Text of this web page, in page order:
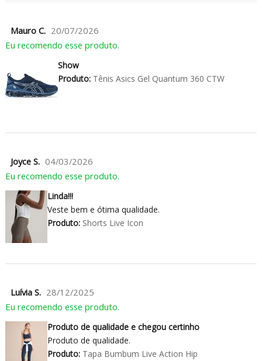
Mauro C. 20/07/2026
Eu recomendo esse produto.
Show
Produto:Tênis Asics Gel Quantum 360 CTW
Joyce S. 04/03/2026
Eu recomendo esse produto.
Linda!!!
Veste bem e ótima qualidade.
Produto:Shorts Live Icon
Luívia S. 28/12/2025
Eu recomendo esse produto.
Produto de qualidade e chegou certinho
Produto de qualidade.
Produto:Tapa Bumbum Live Action Hip